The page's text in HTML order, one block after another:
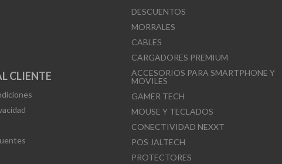
CLIENTE
DESCUENTOS
MORRALES
CABLES
CARGADORES PREMIUM
ACCESORIOS PARA SMARTPHONE Y
MOVILES
GAMER TECH
MOUSE Y TECLADOS
CONECTIVIDAD NEXXT
POS JALTECH
PROTECTORES